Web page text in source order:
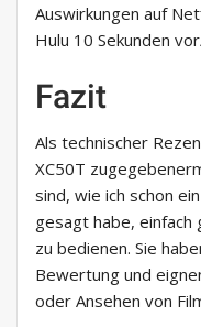
Auswirkungen auf
Hulu 10 Sekunden
Fazit
Als technischer
XC50T
sind, wie ich schon
gesagt habe, einfach
zu bedienen. Sie
Bewertung und
oder Ansehen von